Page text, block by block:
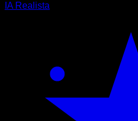
IA Realista